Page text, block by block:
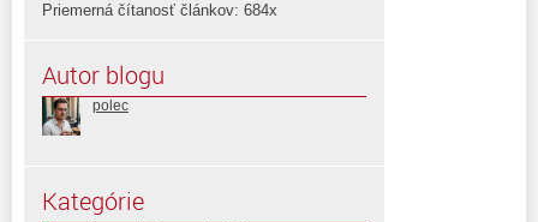
Priemerná čítanosť článkov: 684x
Autor blogu
polec
Kategórie